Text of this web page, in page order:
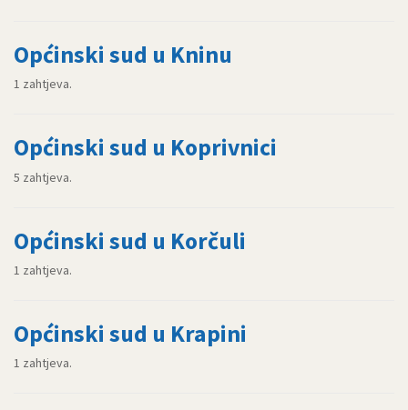
Općinski sud u Kninu
1 zahtjeva.
Općinski sud u Koprivnici
5 zahtjeva.
Općinski sud u Korčuli
1 zahtjeva.
Općinski sud u Krapini
1 zahtjeva.